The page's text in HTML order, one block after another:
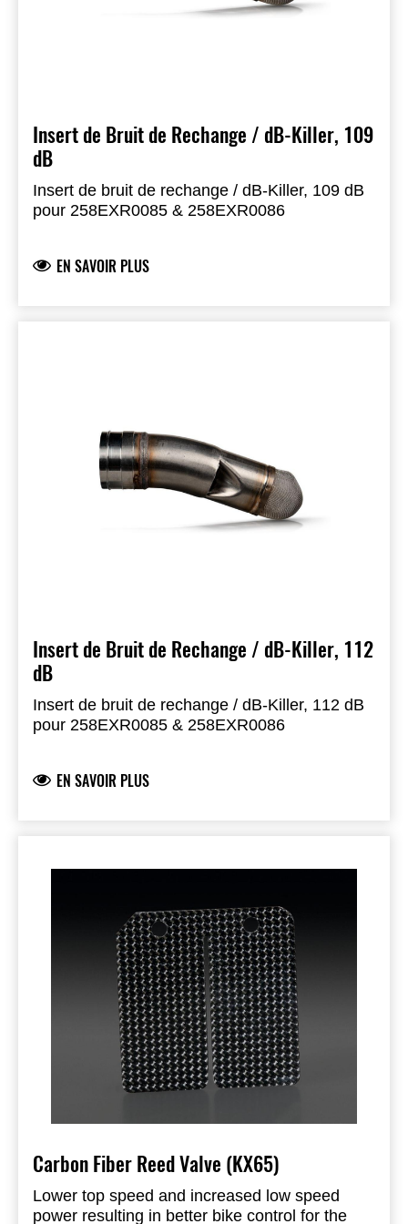
Insert de Bruit de Rechange / dB-Killer, 109
dB
Insert de bruit de rechange / dB-Killer, 109 dB
pour 258EXR0085 & 258EXR0086
EN SAVOIR PLUS
Insert de Bruit de Rechange / dB-Killer, 112
dB
Insert de bruit de rechange / dB-Killer, 112 dB
pour 258EXR0085 & 258EXR0086
EN SAVOIR PLUS
Carbon Fiber Reed Valve (KX65)
Lower top speed and increased low speed
power resulting in better bike control for the